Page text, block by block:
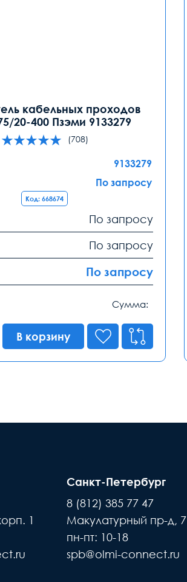
кабельных проходов
20-400 Пзэми 9133279
(708)
9133279
По запросу
Код: 668674
По запросу
По запросу
По запросу
Сумма:
В корзину
1
Санкт-Петербург
8 (812) 385 77 47
Макулатурный пр-д, 7
пн-пт: 10-18
spb@olmi-connect.ru